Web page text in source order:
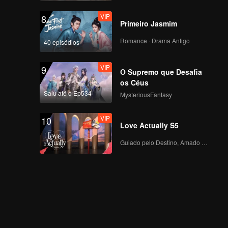
8
40 episódios
VIP
Primeiro Jasmim
Romance · Drama Antigo
9
Saiu até o Ep534
VIP
O Supremo que Desafia
os Céus
MysteriousFantasy
10 VIP
Love Actually S5